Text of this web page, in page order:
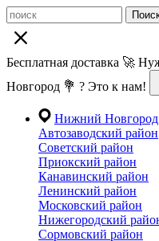
Бесплатная доставка 🚀
Новгород 💐 ? Это к нам!
Нижний Новгород
Автозаводский район
Советский район
Приокский район
Канавинский район
Ленинский район
Московский район
Нижегородский
Сормовский район